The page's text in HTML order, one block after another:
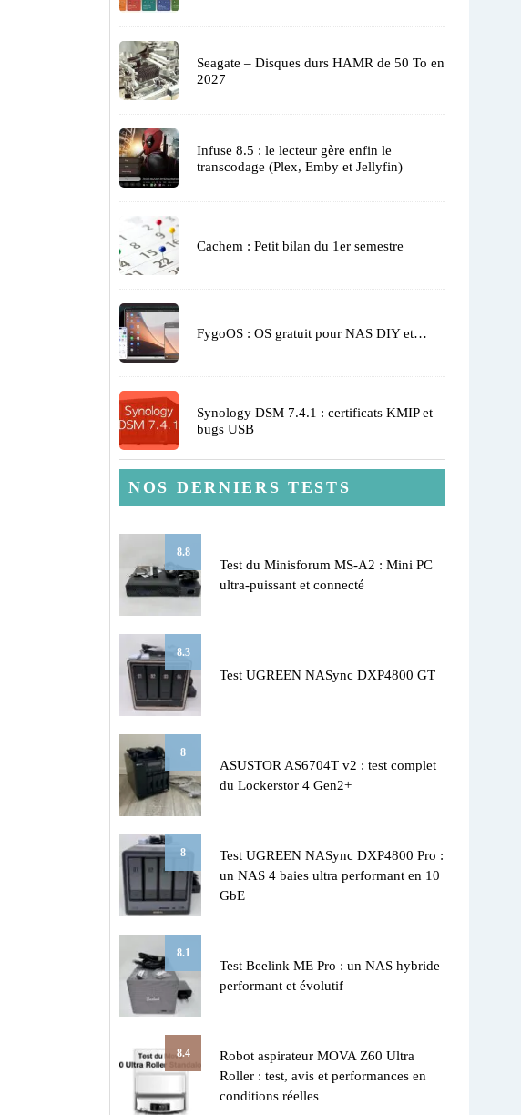
Seagate – Disques durs HAMR de 50 To en
2027
Infuse 8.5 : le lecteur gère enfin le
transcodage (Plex, Emby et Jellyfin)
Cachem : Petit bilan du 1er semestre
FygoOS : OS gratuit pour NAS DIY et…
Synology DSM 7.4.1 : certificats KMIP et
bugs USB
NOS DERNIERS TESTS
8.8
Test du Minisforum MS-A2 : Mini PC
ultra-puissant et connecté
8.3
Test UGREEN NASync DXP4800 GT
8
ASUSTOR AS6704T v2 : test complet
du Lockerstor 4 Gen2+
8
Test UGREEN NASync DXP4800 Pro :
un NAS 4 baies ultra performant en 10
GbE
8.1
Test Beelink ME Pro : un NAS hybride
performant et évolutif
8.4
Robot aspirateur MOVA Z60 Ultra
Roller : test, avis et performances en
conditions réelles